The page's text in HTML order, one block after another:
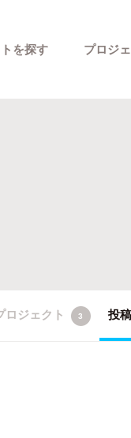
を探す プロジ
ロジェクト 3 投